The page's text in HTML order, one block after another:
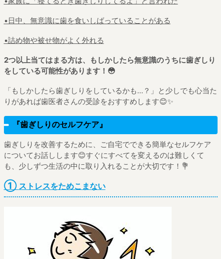
•日中、無意識に歯を食いしばっていることがある
•詰め物や被せ物がよく外れる
2つ以上当てはまる方は、もしかしたら無意識のうちに歯ぎしり
をしている可能性があります！😳
「もしかしたら歯ぎしりをしているかも…？」と少しでも心当た
りがあれば歯医者さんの受診をおすすめします😊✨
『歯ぎしりのセルフケア』
歯ぎしりを改善するために、ご自宅でできる簡単なセルフケア
についてお話しします😊すぐにすべてを変えるのは難しくて
も、少しずつ生活の中に取り入れることが大切です！💐
① ストレスをためこまない